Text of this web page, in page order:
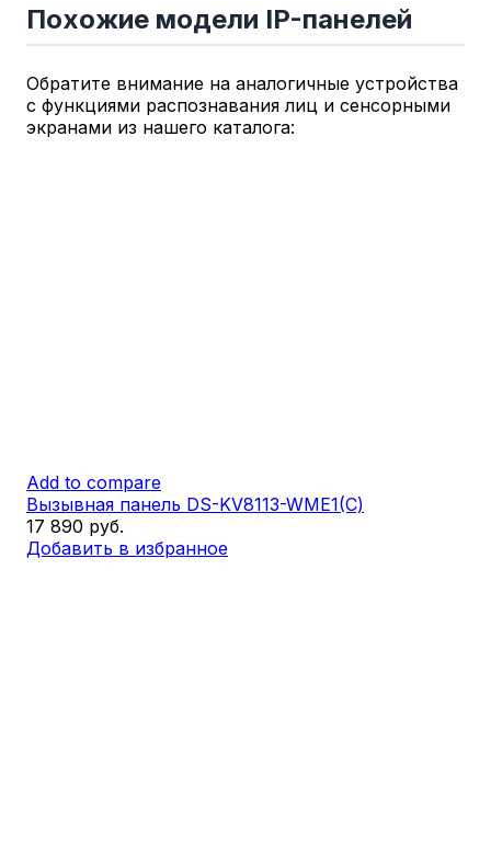
Похожие модели IP-панелей
Обратите внимание на аналогичные устройства
с функциями распознавания лиц и сенсорными
экранами из нашего каталога:
Add to compare
Вызывная панель DS-KV8113-WME1(С)
17 890 руб.
Добавить в избранное